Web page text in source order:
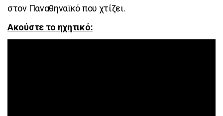
στον Παναθηναϊκό που χτίζει.
Ακούστε το ηχητικό: